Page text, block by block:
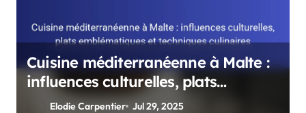
Découverte des traditions en
Croatie : gastronomie, festivals et
coutumes
Elodie Carpentier Jul 24, 2025